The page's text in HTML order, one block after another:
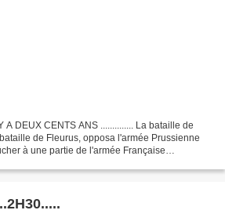
A DEUX CENTS ANS .............. La bataille de
de Fleurus, opposa l'armée Prussienne
à une partie de l'armée Française